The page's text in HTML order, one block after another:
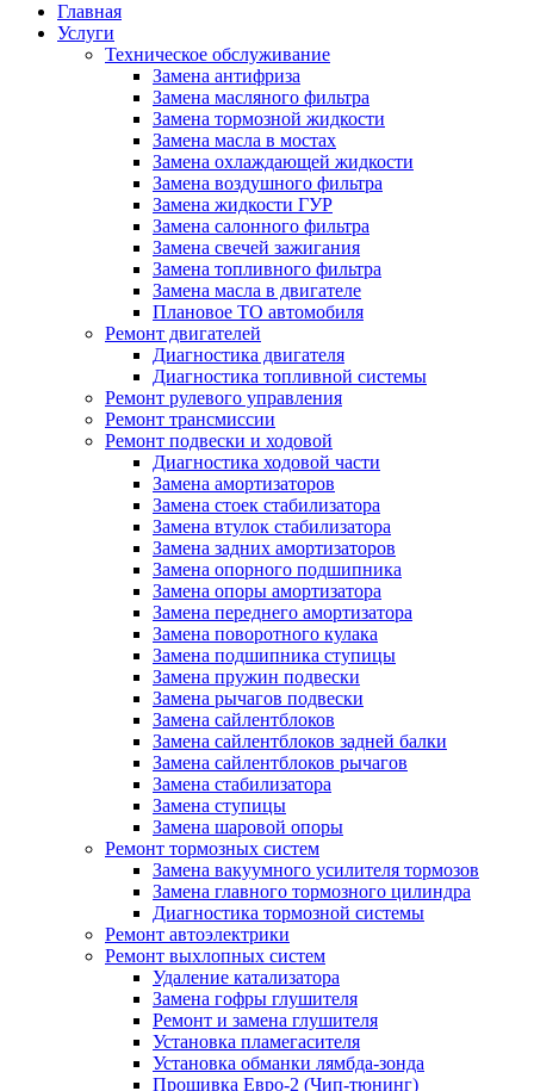
Главная
Услуги
Техническое обслуживание
Замена антифриза
Замена масляного фильтра
Замена тормозной жидкости
Замена масла в мостах
Замена охлаждающей жидкости
Замена воздушного фильтра
Замена жидкости ГУР
Замена салонного фильтра
Замена свечей зажигания
Замена топливного фильтра
Замена масла в двигателе
Плановое ТО автомобиля
Ремонт двигателей
Диагностика двигателя
Диагностика топливной системы
Ремонт рулевого управления
Ремонт трансмиссии
Ремонт подвески и ходовой
Диагностика ходовой части
Замена амортизаторов
Замена стоек стабилизатора
Замена втулок стабилизатора
Замена задних амортизаторов
Замена опорного подшипника
Замена опоры амортизатора
Замена переднего амортизатора
Замена поворотного кулака
Замена подшипника ступицы
Замена пружин подвески
Замена рычагов подвески
Замена сайлентблоков
Замена сайлентблоков задней балки
Замена сайлентблоков рычагов
Замена стабилизатора
Замена ступицы
Замена шаровой опоры
Ремонт тормозных систем
Замена вакуумного усилителя тормозов
Замена главного тормозного цилиндра
Диагностика тормозной системы
Ремонт автоэлектрики
Ремонт выхлопных систем
Удаление катализатора
Замена гофры глушителя
Ремонт и замена глушителя
Установка пламегасителя
Установка обманки лямбда-зонда
Прошивка Евро-2 (Чип-тюнинг)